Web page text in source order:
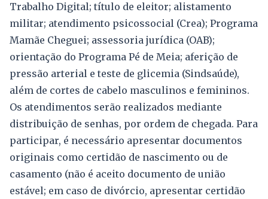
Trabalho Digital; título de eleitor; alistamento
militar; atendimento psicossocial (Crea); Programa
Mamãe Cheguei; assessoria jurídica (OAB);
orientação do Programa Pé de Meia; aferição de
pressão arterial e teste de glicemia (Sindsaúde),
além de cortes de cabelo masculinos e femininos.
Os atendimentos serão realizados mediante
distribuição de senhas, por ordem de chegada. Para
participar, é necessário apresentar documentos
originais como certidão de nascimento ou de
casamento (não é aceito documento de união
estável; em caso de divórcio, apresentar certidão